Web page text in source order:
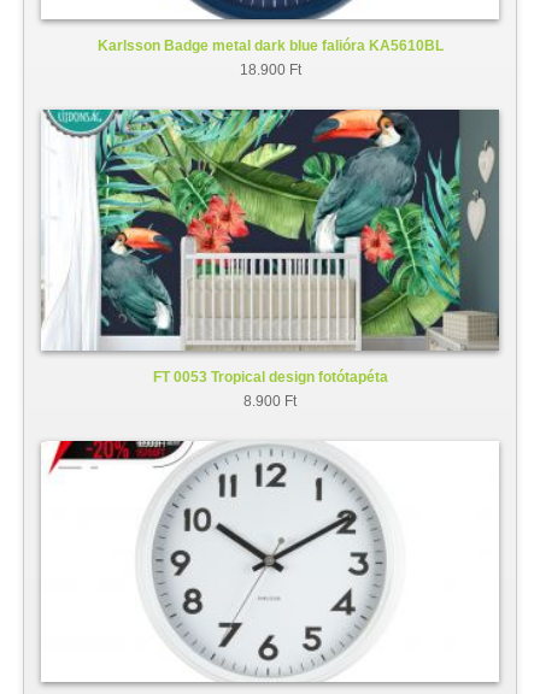
Karlsson Badge metal dark blue falióra KA5610BL
18.900 Ft
FT 0053 Tropical design fotótapéta
8.900 Ft